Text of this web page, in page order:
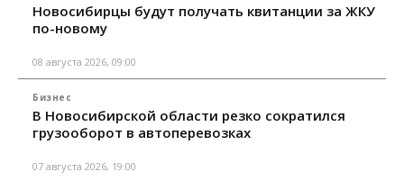
Новосибирцы будут получать квитанции за ЖКУ
по-новому
08 августа 2026, 09:00
Бизнес
В Новосибирской области резко сократился
грузооборот в автоперевозках
07 августа 2026, 19:00